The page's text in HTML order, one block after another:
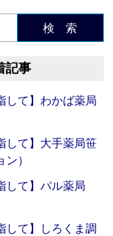
検 索
記事
して】わかば薬局
して】大手薬局笹
）
して】パル薬局
して】しろくま調